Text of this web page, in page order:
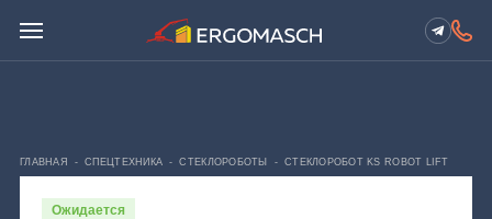
ГЛАВНАЯ - СПЕЦТЕХНИКА - СТЕКЛОРОБОТЫ - СТЕКЛОРОБОТ KS ROBOT LIFT
Ожидается